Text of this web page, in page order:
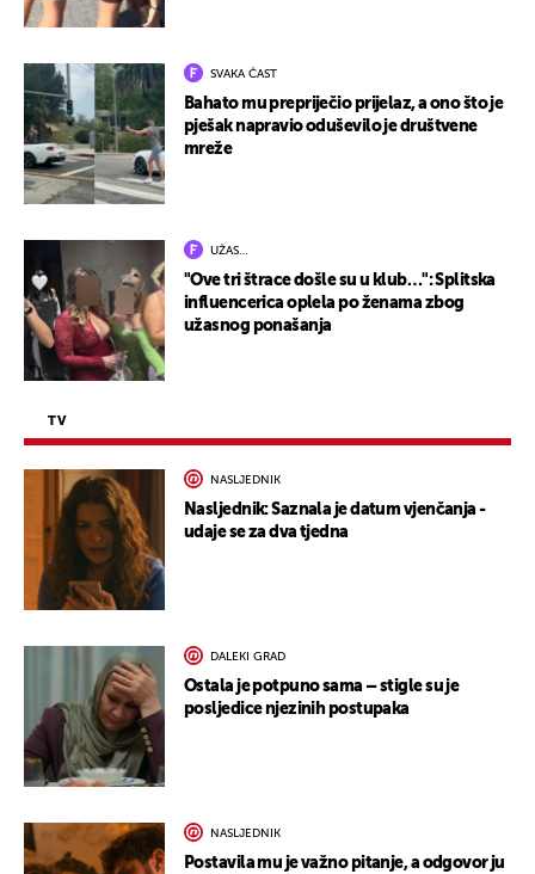
SVAKA ČAST
Bahato mu prepriječio prijelaz, a ono što je
pješak napravio oduševilo je društvene
mreže
UŽAS…
"Ove tri štrace došle su u klub…": Splitska
influencerica oplela po ženama zbog
užasnog ponašanja
TV
NASLJEDNIK
Nasljednik: Saznala je datum vjenčanja -
udaje se za dva tjedna
DALEKI GRAD
Ostala je potpuno sama – stigle su je
posljedice njezinih postupaka
NASLJEDNIK
Postavila mu je važno pitanje, a odgovor ju